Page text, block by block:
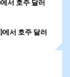
서 호주 달러
서 호주 달러